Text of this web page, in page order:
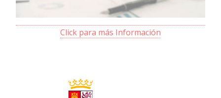
Click para más Información